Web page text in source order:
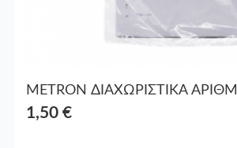
1,50 €